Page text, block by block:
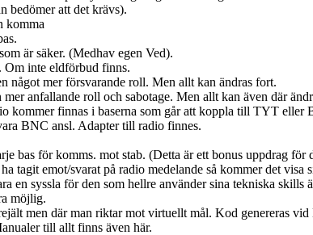
bedömer att det krävs).
komma
är säker. (Medhav egen Ved).
Om inte eldförbud finns.
något mer försvarande roll. Men allt kan ändras fort.
anfallande roll och sabotage. Men allt kan även där
kommer finnas i baserna som går att koppla till TYT eller
BNC ansl. Adapter till radio finnes.
bas för komms. mot stab. (Detta är ett bonus uppdrag för
tagit emot/svarat på radio medelande så kommer det visa
en syssla för den som hellre använder sina tekniska skills
möjlig.
men där man riktar mot virtuellt mål. Kod genereras
till allt finns även här.